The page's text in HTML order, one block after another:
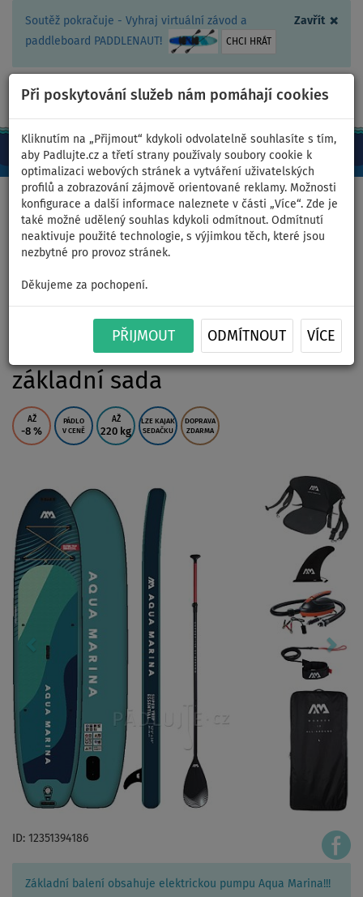
Zavřít ×
Soutěž pokračuje - Vyhraj virtuální závod a
paddleboard PADDLENAUT!
CHCI HRÁT
Při poskytování služeb nám pomáhají cookies
Kliknutím na „Přijmout“ kdykoli odvolatelně souhlasíte s tím,
aby Padlujte.cz a třetí strany používaly soubory cookie k
optimalizaci webových stránek a vytváření uživatelských
profilů a zobrazování zájmově orientované reklamy. Možnosti
konfigurace a další informace naleznete v části „Více“. Zde je
také možné udělený souhlas kdykoli odmítnout. Odmítnutí
neaktivuje použité technologie, s výjimkou těch, které jsou
nezbytné pro provoz stránek.
Děkujeme za pochopení.
PŘIJMOUT ODMÍTNOUT VÍCE
CZ/Kč +420 467 409 090 0ks
Domů >Nafukovací paddleboardy >Velké rodinné
Paddleboard AQUA MARINA
SuperTrip 12'6 Essential 2026
- nafukovací - varianta:
základní sada
AŽ
-8 %
PÁDLO
V CENĚ
AŽ
220 kg
LZE KAJAK
SEDAČKU
DOPRAVA
ZDARMA
ID: 12351394186
Základní balení obsahuje elektrickou pumpu Aqua Marina!!!